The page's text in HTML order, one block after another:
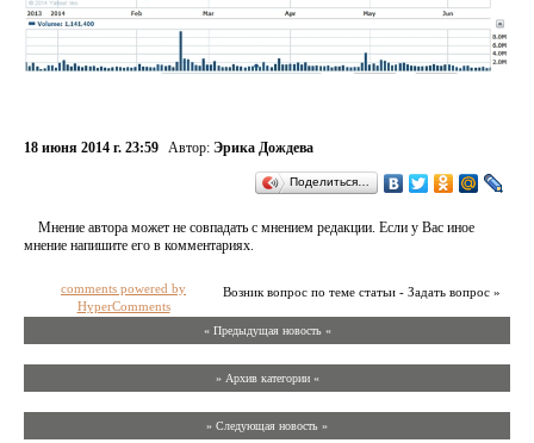
18 июня 2014 г. 23:59 Автор: Эрика Дождева
Поделиться…
Мнение автора может не совпадать с мнением редакции. Если у Вас иное
мнение напишите его в комментариях.
Возник вопрос по теме статьи - Задать вопрос »
comments powered by
HyperComments
« Предыдущая новость «
» Архив категории «
» Следующая новость »